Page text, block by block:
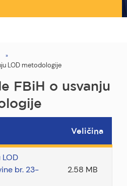
LOD metodologije
FBiH o usvanju
Veličina
br. 23-
2.58 MB